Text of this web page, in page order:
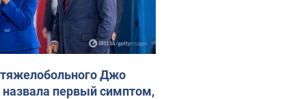
Джо
назвала первый симптом,